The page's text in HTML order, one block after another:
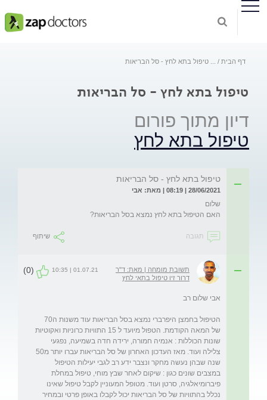
דף הבית טיפול בתא לחץ - סל הבריאות
טיפול בתא לחץ - סל הבריאות
דיון מתוך פורום
טיפול בתא לחץ
טיפול בתא לחץ - סל הבריאות
28/06/2021 | 08:19 | מאת: אבי
האם הטיפול בתא לחץ נמצא בסל הבריאות?
תגובה שיתוף
תשובת מומחה | מאת: ד"ר
דרור זיו טיפול בתאי לחץ
01.07.21 | 10:35
(0)
של המאה הקודמת. הטפול מיועד ל 15 התוויות כרוניות ואקוטיות
שונות הכוללות : אנמיה חמורה, ירידה חדה בשמיעה, נפגעי
שנה שבהן נעשה מחקר ונצבר ידע רב לגבי יעילות הטיפול
במצבים שונים כגון : שיקום לאחר שבץ מוחי, טיפול במחלת
פיברומיאלגיה, סרטן ועוד. מטופל המעוניין לקבל טיפול שאינו
נכלל בהתוויות של סל הבריאות יכול לקבלו באופן פרטי ובמחיר